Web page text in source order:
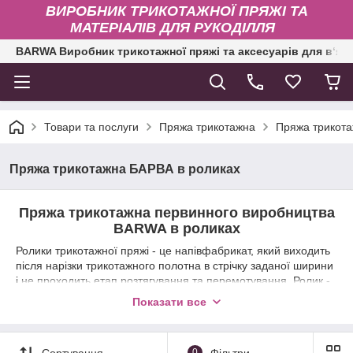
ВИРОБНИК ТРИКОТАЖНОЇ ПРЯЖІ ТА
МАТЕРІАЛІВ ДЛЯ РУКОДІЛЛЯ
BARWA Виробник трикотажної пряжі та аксесуарів для
Товари та послуги Пряжа трикотажна Пряжа
Пряжа трикотажна БАРВА в роликах
Пряжа трикотажна первинного виробництва
BARWA в роликах
Ролики трикотажної пряжі - це напівфабрикат, який виходить
після нарізки трикотажного полотна в стрічку заданої ширини
і не проходить етап розтягування та перемотування. Ролик -
це плоска широка стрічка, яку перед в'язанням необхідно
Показати все